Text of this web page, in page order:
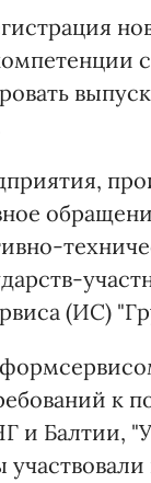
(ИС)
к
и Балтии,